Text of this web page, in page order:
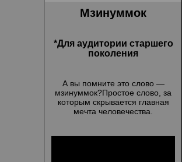
Мзинуммок
*Для аудитории старшего
поколения
А вы помните это слово —
мзинуммок?Простое слово, за
которым скрывается главная
мечта человечества.